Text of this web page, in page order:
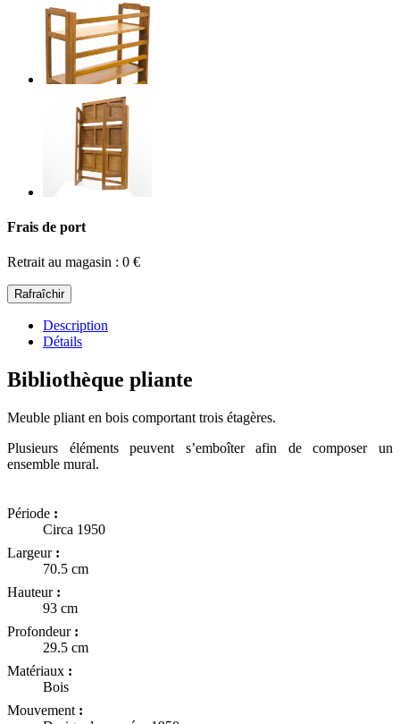
Frais de port
Retrait au magasin : 0 €
Description
Détails
Bibliothèque pliante
Meuble pliant en bois comportant trois étagères.
Plusieurs éléments peuvent s’emboîter afin de composer un
ensemble mural.
Période :
Circa 1950
Largeur :
70.5 cm
Hauteur :
93 cm
Profondeur :
29.5 cm
Matériaux :
Bois
Mouvement :